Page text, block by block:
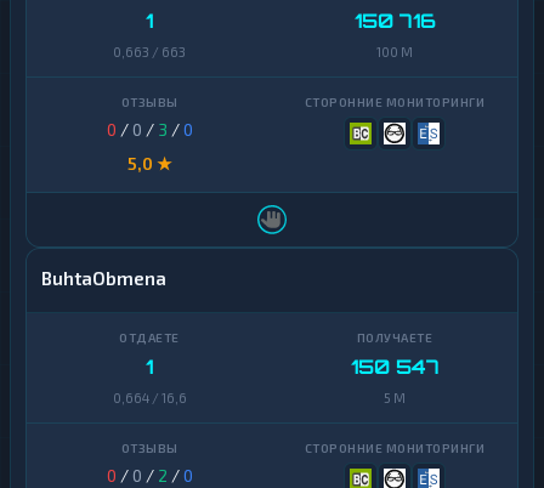
1
0,663 / 663
150 716
100 M
0 / 0 / 3 /0
5,0 ★
BuhtaObmena
1
0,664 / 16,6
150 547
5 M
0 / 0 / 2 /0